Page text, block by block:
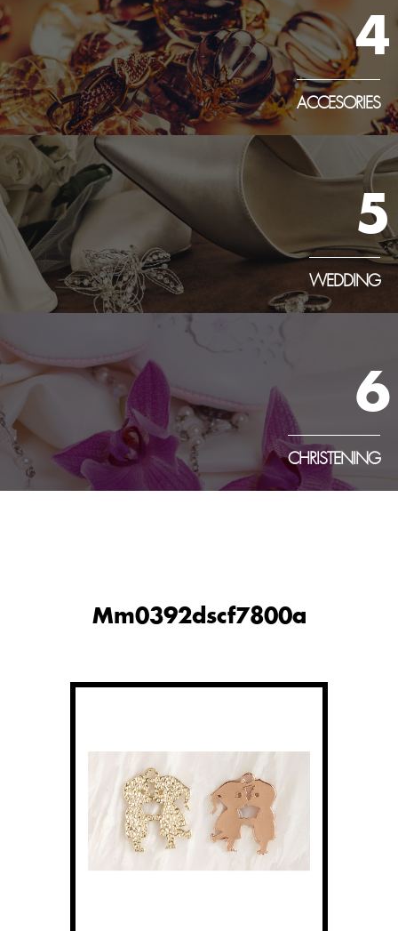
4
ACCESORIES
5
WEDDING
6
CHRISTENING
Mm0392dscf7800a